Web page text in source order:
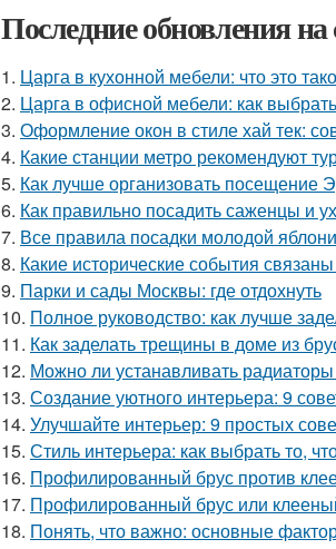
Последние обновления на
1. Царга в кухонной мебели: что это
2. Царга в офисной мебели: как
3. Оформление окон в стиле хай тек:
4. Какие станции метро рекомендуют
5. Как лучше организовать посещение
6. Как правильно посадить саженцы и
7. Все правила посадки молодой
8. Какие исторические события
9. Парки и сады Москвы: где отдохнуть
10. Полное руководство: как лучше
11. Как заделать трещины в доме из
12. Можно ли устанавливать
13. Создание уютного интерьера: 9
14. Улучшайте интерьер: 9 простых
15. Стиль интерьера: как выбрать то,
16. Профилированный брус против
17. Профилированный брус или
18. Понять, что важно: основные